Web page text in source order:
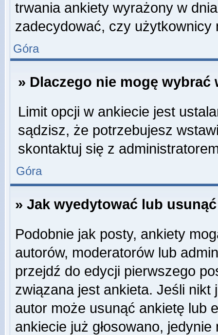
trwania ankiety wyrażony w
zadecydować, czy użytkownicy
Góra
» Dlaczego nie mogę wybrać
Limit opcji w ankiecie jest
sądzisz, że potrzebujesz
skontaktuj się z
Góra
» Jak wyedytować lub
Podobnie jak posty, ankiety
autorów, moderatorów lub
przejdź do edycji pierwszego
związana jest ankieta. Jeśli nikt
autor może usunąć ankietę lub
ankiecie już głosowano,